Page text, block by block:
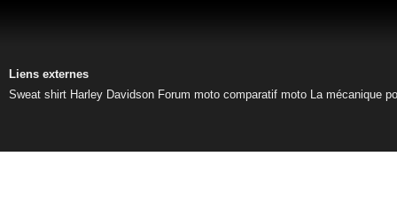
Liens externes
Sweat shirt Harley Davidson Forum moto comparatif moto La mécanique